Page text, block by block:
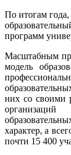
По итогам
программ
Масштабным
модель
них со своими
характер, а
почти 15 400